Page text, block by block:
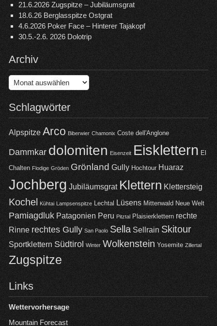
21.6.2026 Zugspitze – Jubiläumsgrat
18.6.26 Berglasspitze Ostgrat
4.6.2026 Poker Face – Hinterer Tajakopf
30.5.-2.6. 2026 Dolotrip
Archiv
Archiv
Schlagwörter
Alpspitze Arco Biberwier Chamonix Coste dell'Anglone
Dammkar dolomiten Eisenzeit Eisklettern El
Chalten Flodige Gröden Grönland Gully Hochtour Huaraz
Jochberg Jubiläumsgrat Klettern Klettersteig
Kochel Kühtai Lampsenspitze Lechtal Lüsens Mittenwald Neue Welt
Pamiagdluk Patagonien Peru Pitztal Plaisierklettern rechte
Rinne rechtes Gully San Paolo Sella Sellrain Skitour
Sportklettern Südtirol Winter Wolkenstein Yosemite Zillertal
Zugspitze
Links
Wettervorhersage
Mountain Forecast